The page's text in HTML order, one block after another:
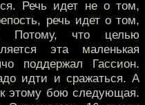
Речь идет не о том,
речь идет о том,
Потому, что целью
эта маленькая
поддержал Гассион.
идти и сражаться. А
этому бою следующая.